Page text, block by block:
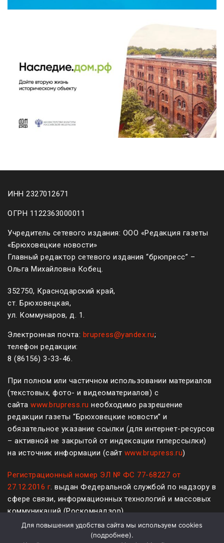
ИНН 2327012671
ОГРН 1122363000011
Учредитель сетевого издания: ООО «Редакция газеты
«Брюховецкие новости»
Главный редактор сетевого издания “брюпресс” –
Ольга Михайловна Кобец.
352750, Краснодарский край,
ст. Брюховецкая,
ул. Коммунаров, д. 1.
Электронная почта: brupress@yandex.ru;
телефон редакции:
8 (861 56) 3-33-46.
При полном или частичном использовании материалов
(текстовых, фото- и видеоматериалов) с
сайта www.brupress.ru необходимо разрешение
редакции газеты “Брюховецкие новости” и
обязательное указание ссылки (для интернет-ресурсов
– активной не закрытой от индексации гиперссылки)
на источник информации (сайт www.brupress.ru)
Регистрационный номер ЭЛ № ФС 77-68227 от
27.12.2016 г. выдан Федеральной службой по надзору в
сфере связи, информационных технологий и массовых
коммуникаций (Роскомнадзор)
Для повышения удобства сайта мы используем cookies
(подробнее).